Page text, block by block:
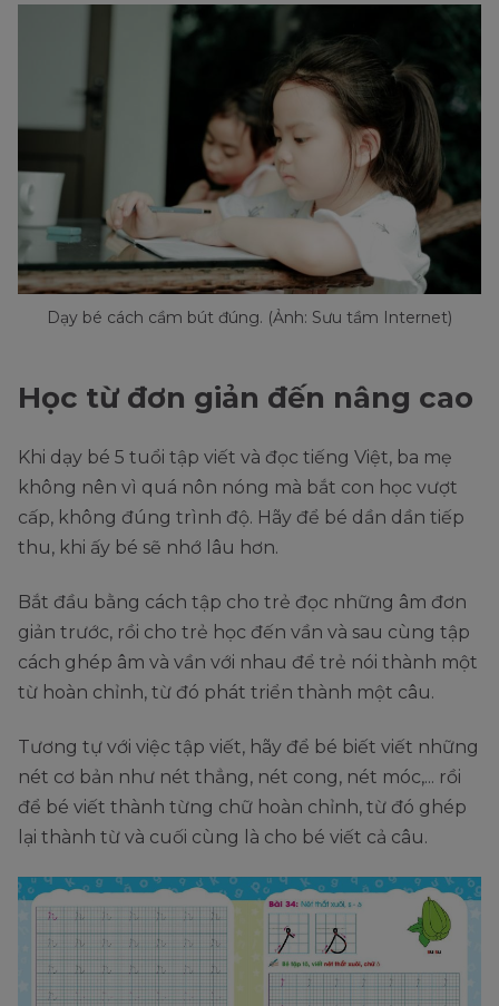
Dạy bé cách cầm bút đúng. (Ảnh: Sưu tầm Internet)
Học từ đơn giản đến nâng cao
Khi dạy bé 5 tuổi tập viết và đọc tiếng Việt, ba mẹ
không nên vì quá nôn nóng mà bắt con học vượt
cấp, không đúng trình độ. Hãy để bé dần dần tiếp
thu, khi ấy bé sẽ nhớ lâu hơn.
Bắt đầu bằng cách tập cho trẻ đọc những âm đơn
giản trước, rồi cho trẻ học đến vần và sau cùng tập
cách ghép âm và vần với nhau để trẻ nói thành một
từ hoàn chỉnh, từ đó phát triển thành một câu.
Tương tự với việc tập viết, hãy để bé biết viết những
nét cơ bản như nét thẳng, nét cong, nét móc,... rồi
để bé viết thành từng chữ hoàn chỉnh, từ đó ghép
lại thành từ và cuối cùng là cho bé viết cả câu.